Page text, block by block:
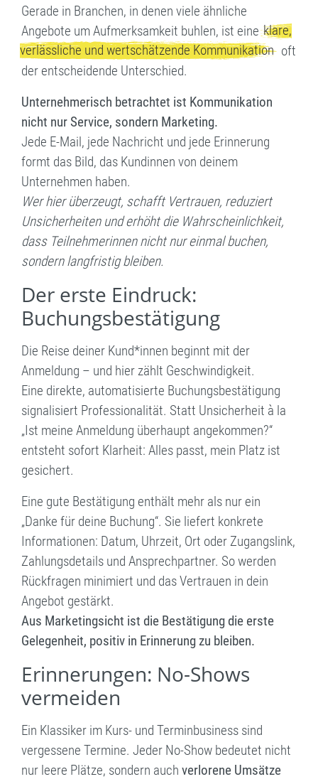
Gerade in Branchen, in denen viele ähnliche
Angebote um Aufmerksamkeit buhlen, ist eineklare,
verlässliche und wertschätzende Kommunikation oft
der entscheidende Unterschied.
Unternehmerisch betrachtet ist Kommunikation
nicht nur Service, sondern Marketing.
Jede E-Mail, jede Nachricht und jede Erinnerung
formt das Bild, das Kundinnen von deinem
Unternehmen haben.
Wer hier überzeugt, schafft Vertrauen, reduziert
Unsicherheiten und erhöht die Wahrscheinlichkeit,
dass Teilnehmerinnen nicht nur einmal buchen,
sondern langfristig bleiben.
Der erste Eindruck:
Buchungsbestätigung
Die Reise deiner Kund*innen beginnt mit der
Anmeldung – und hier zählt Geschwindigkeit.
Eine direkte, automatisierte Buchungsbestätigung
signalisiert Professionalität. Statt Unsicherheit à la
„Ist meine Anmeldung überhaupt angekommen?“
entsteht sofort Klarheit: Alles passt, mein Platz ist
gesichert.
Eine gute Bestätigung enthält mehr als nur ein
„Danke für deine Buchung“. Sie liefert konkrete
Informationen: Datum, Uhrzeit, Ort oder Zugangslink,
Zahlungsdetails und Ansprechpartner. So werden
Rückfragen minimiert und das Vertrauen in dein
Angebot gestärkt.
Aus Marketingsicht ist die Bestätigung die erste
Gelegenheit, positiv in Erinnerung zu bleiben.
Erinnerungen: No-Shows
vermeiden
Ein Klassiker im Kurs- und Terminbusiness sind
vergessene Termine. Jeder No-Show bedeutet nicht
nur leere Plätze, sondern auch verlorene Umsätze